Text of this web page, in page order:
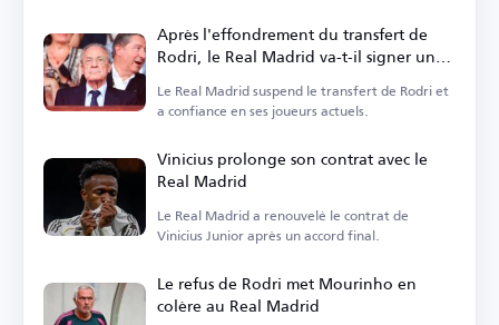
Après l'effondrement du transfert de
Rodri, le Real Madrid va-t-il signer un
milieu de terrain ?
Le Real Madrid suspend le transfert de Rodri et
a confiance en ses joueurs actuels.
Vinicius prolonge son contrat avec le
Real Madrid
Le Real Madrid a renouvelé le contrat de
Vinicius Junior après un accord final.
Le refus de Rodri met Mourinho en
colère au Real Madrid